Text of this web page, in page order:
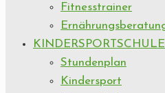
Fitnesstrainer
KINDERSPORTSCHULE
Stundenplan
Kindersport